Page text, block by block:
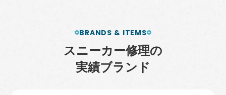
BRANDS & ITEMS
スニーカー修理の
実績ブラ ン ド